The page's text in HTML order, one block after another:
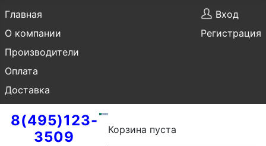
Главная
О компании
Производители
Оплата
Доставка
Вход
Регистрация
8(495)123-
3509
Корзина пуста